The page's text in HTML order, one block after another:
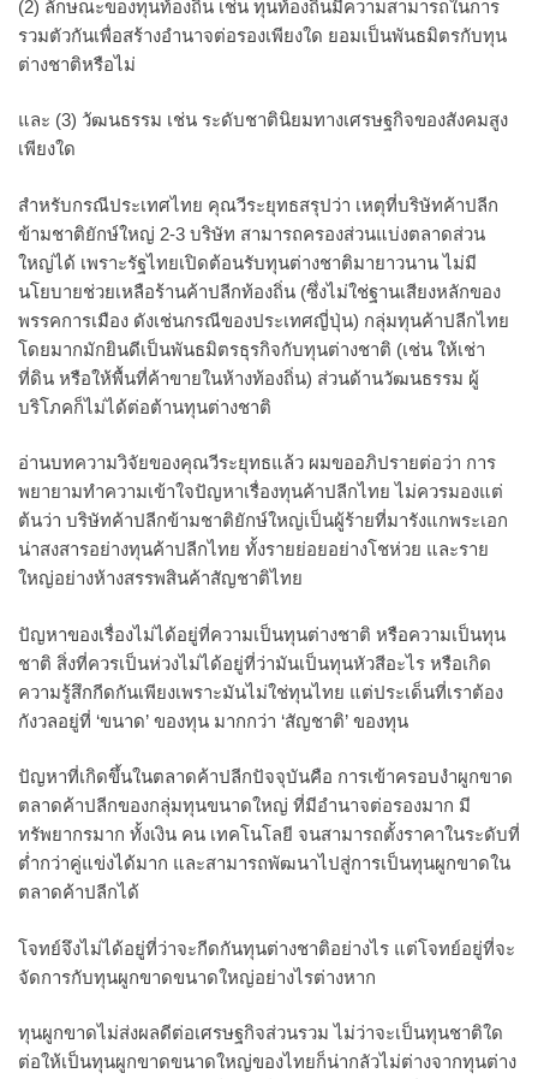
(2) ลักษณะของทุนท้องถิ่น เช่น ทุนท้องถิ่นมีความสามารถในการ
รวมตัวกันเพื่อสร้างอำนาจต่อรองเพียงใด ยอมเป็นพันธมิตรกับทุน
ต่างชาติหรือไม่
และ (3) วัฒนธรรม เช่น ระดับชาตินิยมทางเศรษฐกิจของสังคมสูง
เพียงใด
สำหรับกรณีประเทศไทย คุณวีระยุทธสรุปว่า เหตุที่บริษัทค้าปลีก
ข้ามชาติยักษ์ใหญ่ 2-3 บริษัท สามารถครองส่วนแบ่งตลาดส่วน
ใหญ่ได้ เพราะรัฐไทยเปิดต้อนรับทุนต่างชาติมายาวนาน ไม่มี
นโยบายช่วยเหลือร้านค้าปลีกท้องถิ่น (ซึ่งไม่ใช่ฐานเสียงหลักของ
พรรคการเมือง ดังเช่นกรณีของประเทศญี่ปุ่น) กลุ่มทุนค้าปลีกไทย
โดยมากมักยินดีเป็นพันธมิตรธุรกิจกับทุนต่างชาติ (เช่น ให้เช่า
ที่ดิน หรือให้พื้นที่ค้าขายในห้างท้องถิ่น) ส่วนด้านวัฒนธรรม ผู้
บริโภคก็ไม่ได้ต่อต้านทุนต่างชาติ
อ่านบทความวิจัยของคุณวีระยุทธแล้ว ผมขออภิปรายต่อว่า การ
พยายามทำความเข้าใจปัญหาเรื่องทุนค้าปลีกไทย ไม่ควรมองแต่
ต้นว่า บริษัทค้าปลีกข้ามชาติยักษ์ใหญ่เป็นผู้ร้ายที่มารังแกพระเอก
น่าสงสารอย่างทุนค้าปลีกไทย ทั้งรายย่อยอย่างโชห่วย และราย
ใหญ่อย่างห้างสรรพสินค้าสัญชาติไทย
ปัญหาของเรื่องไม่ได้อยู่ที่ความเป็นทุนต่างชาติ หรือความเป็นทุน
ชาติ สิ่งที่ควรเป็นห่วงไม่ได้อยู่ที่ว่ามันเป็นทุนหัวสีอะไร หรือเกิด
ความรู้สึกกีดกันเพียงเพราะมันไม่ใช่ทุนไทย แต่ประเด็นที่เราต้อง
กังวลอยู่ที่ ‘ขนาด’ ของทุน มากกว่า ‘สัญชาติ’ ของทุน
ปัญหาที่เกิดขึ้นในตลาดค้าปลีกปัจจุบันคือ การเข้าครอบงำผูกขาด
ตลาดค้าปลีกของกลุ่มทุนขนาดใหญ่ ที่มีอำนาจต่อรองมาก มี
ทรัพยากรมาก ทั้งเงิน คน เทคโนโลยี จนสามารถตั้งราคาในระดับที่
ต่ำกว่าคู่แข่งได้มาก และสามารถพัฒนาไปสู่การเป็นทุนผูกขาดใน
ตลาดค้าปลีกได้
โจทย์จึงไม่ได้อยู่ที่ว่าจะกีดกันทุนต่างชาติอย่างไร แต่โจทย์อยู่ที่จะ
จัดการกับทุนผูกขาดขนาดใหญ่อย่างไรต่างหาก
ทุนผูกขาดไม่ส่งผลดีต่อเศรษฐกิจส่วนรวม ไม่ว่าจะเป็นทุนชาติใด
ต่อให้เป็นทุนผูกขาดขนาดใหญ่ของไทยก็น่ากลัวไม่ต่างจากทุนต่าง